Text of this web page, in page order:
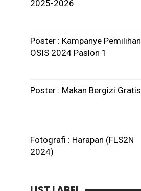
2025-2026
Poster : Kampanye Pemilihan
OSIS 2024 Paslon 1
Poster : Makan Bergizi Gratis
Fotografi : Harapan (FLS2N
2024)